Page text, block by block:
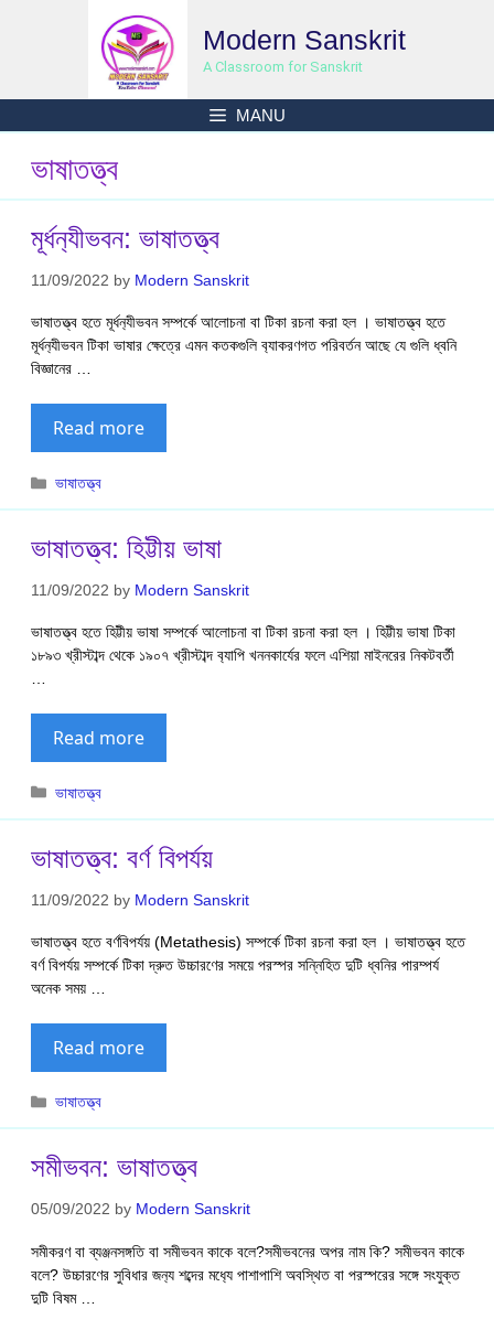
Modern Sanskrit
A Classroom for Sanskrit
MANU
ভাষাতত্ত্ব
মূর্ধন‍্যীভবন: ভাষাতত্ত্ব
11/09/2022 by Modern Sanskrit
ভাষাতত্ত্ব হতে মূর্ধন‍্যীভবন সম্পর্কে আলোচনা বা টিকা রচনা করা হল । ভাষাতত্ত্ব হতে
মূর্ধন‍্যীভবন টিকা ভাষার ক্ষেত্রে এমন কতকগুলি ব‍্যাকরণগত পরিবর্তন আছে যে গুলি ধ্বনি
বিজ্ঞানের …
Read more
Categories
ভাষাতত্ত্ব
ভাষাতত্ত্ব: হিট্টীয় ভাষা
11/09/2022 by Modern Sanskrit
ভাষাতত্ত্ব হতে হিট্টীয় ভাষা সম্পর্কে আলোচনা বা টিকা রচনা করা হল । হিট্টীয় ভাষা টিকা
১৮৯৩ খ্রীস্টাব্দ থেকে ১৯০৭ খ্রীস্টাব্দ ব‍্যাপি খননকার্যের ফলে এশিয়া মাইনরের নিকটবর্তী
Read more
Categories
ভাষাতত্ত্ব
ভাষাতত্ত্ব: বর্ণ বিপর্যয়
11/09/2022 by Modern Sanskrit
ভাষাতত্ত্ব হতে বর্ণবিপর্যয় (Metathesis) সম্পর্কে টিকা রচনা করা হল । ভাষাতত্ত্ব হতে
বর্ণ বিপর্যয় সম্পর্কে টিকা দ্রুত উচ্চারণের সময়ে পরস্পর সন্নিহিত দুটি ধ্বনির পারম্পর্য
অনেক সময় …
Read more
Categories
ভাষাতত্ত্ব
সমীভবন: ভাষাতত্ত্ব
05/09/2022 by Modern Sanskrit
সমীকরণ বা ব্যঞ্জনসঙ্গতি বা সমীভবন কাকে বলে?সমীভবনের অপর নাম কি? সমীভবন কাকে
বলে? উচ্চারণের সুবিধার জন‍্য শব্দের মধ‍্যে পাশাপাশি অবস্থিত বা পরস্পরের সঙ্গে সংযুক্ত
দুটি বিষম …